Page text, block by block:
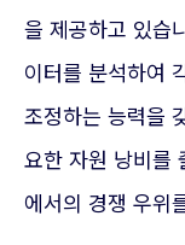
을 제공하고 있습
이터를 분석하여
조정하는 능력을
요한 자원 낭비를
에서의 경쟁 우위